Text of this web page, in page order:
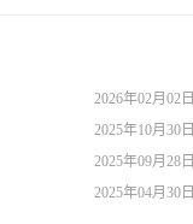
2026年02月02日
2025年10月30日
2025年09月28日
2025年04月30日